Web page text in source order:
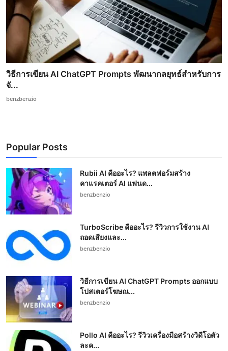
วิธีการเขียน AI ChatGPT Prompts พัฒนากลยุทธ์สำหรับการ
จั...
benzbenzio
Popular Posts
Rubii AI คืออะไร? แพลตฟอร์มสร้าง
คาแรคเตอร์ AI แฟนด...
benzbenzio
TurboScribe คืออะไร? รีวิวการใช้งาน AI
ถอดเสียงและ...
benzbenzio
วิธีการเขียน AI ChatGPT Prompts ออกแบบ
โปสเตอร์โฆษณ...
benzbenzio
Pollo AI คืออะไร? รีวิวเครื่องมือสร้างวิดีโอตัว
ละค...